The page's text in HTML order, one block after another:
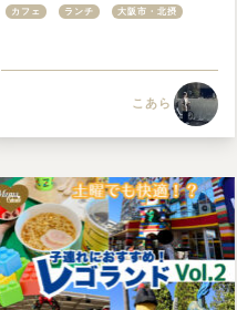
生四丁目
カフェ ランチ 大阪市・北摂
こあら